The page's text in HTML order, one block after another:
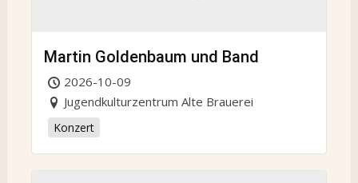
Martin Goldenbaum und Band
2026-10-09
Jugendkulturzentrum Alte Brauerei
Konzert